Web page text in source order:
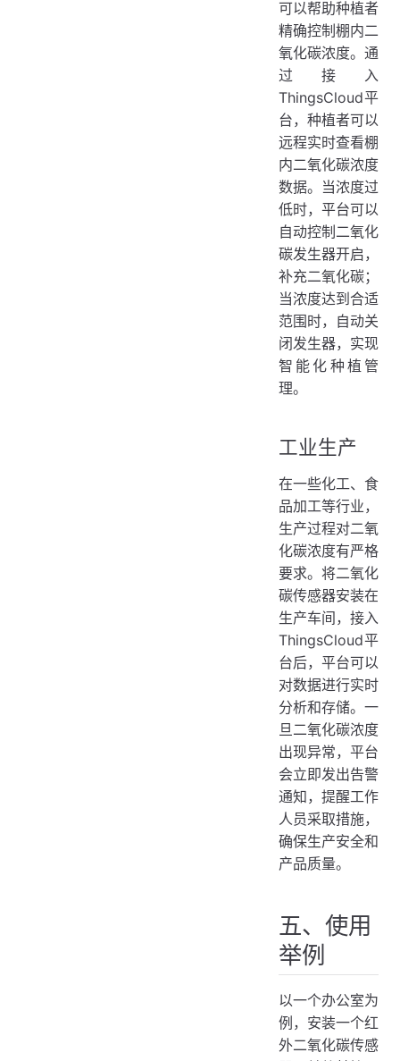
可以帮助种植者
精确控制棚内二
氧化碳浓度。通
过接入
ThingsCloud平
台，种植者可以
远程实时查看棚
内二氧化碳浓度
数据。当浓度过
低时，平台可以
自动控制二氧化
碳发生器开启，
补充二氧化碳；
当浓度达到合适
范围时，自动关
闭发生器，实现
智能化种植管
理。
工业生产
在一些化工、食
品加工等行业，
生产过程对二氧
化碳浓度有严格
要求。将二氧化
碳传感器安装在
生产车间，接入
ThingsCloud平
台后，平台可以
对数据进行实时
分析和存储。一
旦二氧化碳浓度
出现异常，平台
会立即发出告警
通知，提醒工作
人员采取措施，
确保生产安全和
产品质量。
五、使用
举例
以一个办公室为
例，安装一个红
外二氧化碳传感